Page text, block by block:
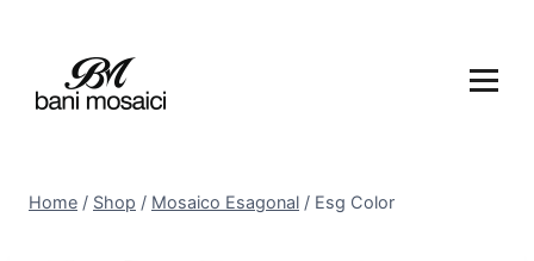
Home / Shop / Mosaico Esagonal / Esg Color